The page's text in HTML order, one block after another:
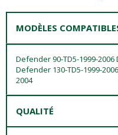
MODÈLES
Defender 90-TD5-1999-
Defender 130-TD5-1999-
2004
QUALITÉ